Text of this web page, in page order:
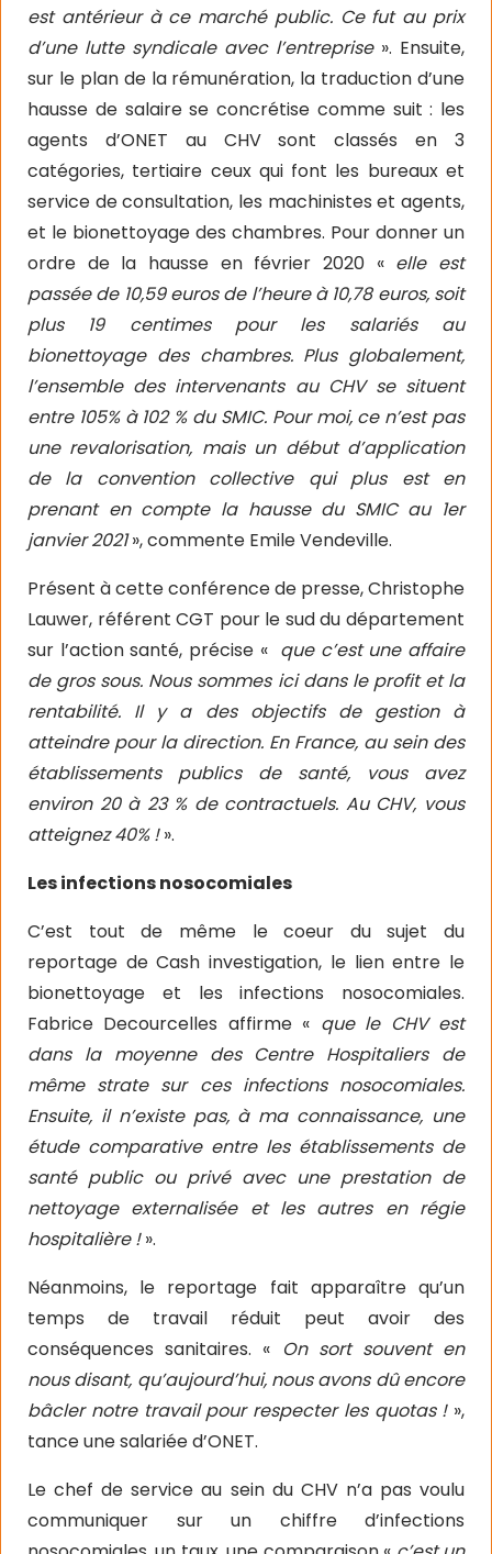
est antérieur à ce marché public. Ce fut au prix
d’une lutte syndicale avec l’entreprise ». Ensuite,
sur le plan de la rémunération, la traduction d’une
hausse de salaire se concrétise comme suit : les
agents d’ONET au CHV sont classés en 3
catégories, tertiaire ceux qui font les bureaux et
service de consultation, les machinistes et agents,
et le bionettoyage des chambres. Pour donner un
ordre de la hausse en février 2020 « elle est
passée de 10,59 euros de l’heure à 10,78 euros, soit
plus 19 centimes pour les salariés au
bionettoyage des chambres. Plus globalement,
l’ensemble des intervenants au CHV se situent
entre 105% à 102 % du SMIC. Pour moi, ce n’est pas
une revalorisation, mais un début d’application
de la convention collective qui plus est en
prenant en compte la hausse du SMIC au 1er
janvier 2021», commente Emile Vendeville.
Présent à cette conférence de presse, Christophe
Lauwer, référent CGT pour le sud du département
sur l’action santé, précise « que c’est une affaire
de gros sous. Nous sommes ici dans le profit et la
rentabilité. Il y a des objectifs de gestion à
atteindre pour la direction. En France, au sein des
établissements publics de santé, vous avez
environ 20 à 23 % de contractuels. Au CHV, vous
atteignez 40% !».
Les infections nosocomiales
C’est tout de même le coeur du sujet du
reportage de Cash investigation, le lien entre le
bionettoyage et les infections nosocomiales.
Fabrice Decourcelles affirme « que le CHV est
dans la moyenne des Centre Hospitaliers de
même strate sur ces infections nosocomiales.
Ensuite, il n’existe pas, à ma connaissance, une
étude comparative entre les établissements de
santé public ou privé avec une prestation de
nettoyage externalisée et les autres en régie
hospitalière !».
Néanmoins, le reportage fait apparaître qu’un
temps de travail réduit peut avoir des
conséquences sanitaires. « On sort souvent en
nous disant, qu’aujourd’hui, nous avons dû encore
bâcler notre travail pour respecter les quotas ! »,
tance une salariée d’ONET.
Le chef de service au sein du CHV n’a pas voulu
communiquer sur un chiffre d’infections